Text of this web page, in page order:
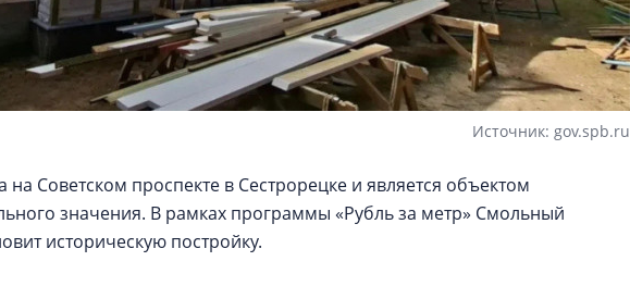
Источник: gov.spb.ru
Советском проспекте в Сестрорецке и является объектом
значения. В рамках программы «Рубль за метр» Смольный
историческую постройку.